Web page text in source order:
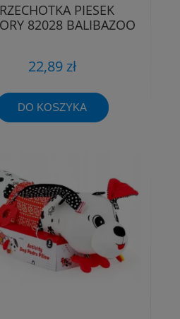
PIESEK
82028 BALIBAZOO
22,89 zł
DO KOSZYKA